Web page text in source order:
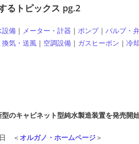
るトピックス pg.2
設備 ｜ メーター・計器 ｜ ポンプ｜ バルブ・
換気・送風 ｜ 空調設備 ｜ ガスヒーポン ｜ 冷
型のキャビネット型純水製造装置を発売開
＜ オルガノ・ホームページ＞